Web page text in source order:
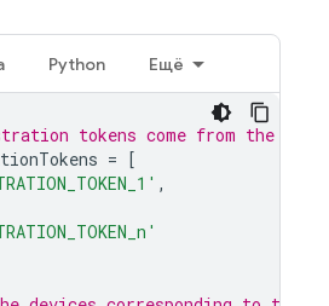
Python Ещё
tokens come from the client
= [
,